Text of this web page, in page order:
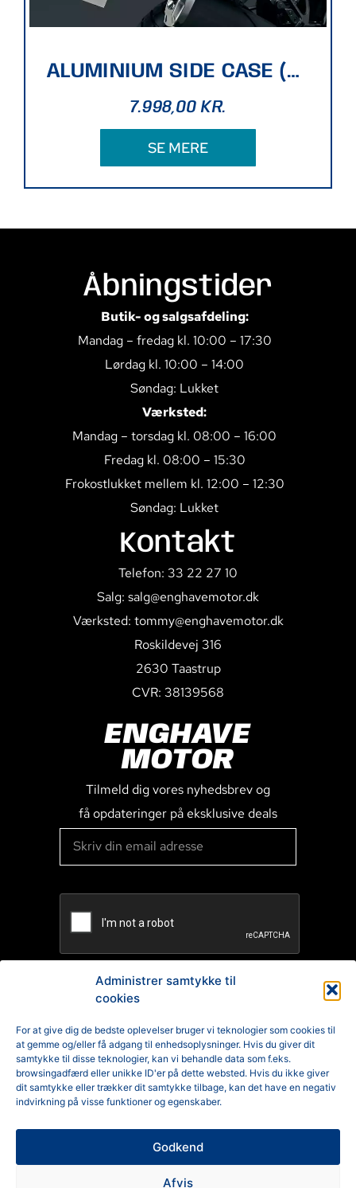
Administrer samtykke til
cookies
For at give dig de bedste oplevelser bruger vi teknologier som cookies til
at gemme og/eller få adgang til enhedsoplysninger. Hvis du giver dit
samtykke til disse teknologier, kan vi behandle data som f.eks.
browsingadfærd eller unikke ID'er på dette websted. Hvis du ikke giver
dit samtykke eller trækker dit samtykke tilbage, kan det have en negativ
indvirkning på visse funktioner og egenskaber.
Godkend
Afvis
ALUMINIUM SIDE CASE (BLACK)
7.998,00KR.
SE MERE
Åbningstider
Butik- og salgsafdeling:
Mandag – fredag kl. 10:00 – 17:30
Lørdag kl. 10:00 – 14:00
Søndag: Lukket
Værksted:
Mandag – torsdag kl. 08:00 – 16:00
Fredag kl. 08:00 – 15:30
Frokostlukket mellem kl. 12:00 – 12:30
Søndag: Lukket
Kontakt
Telefon: 33 22 27 10
Salg: salg@enghavemotor.dk
Værksted: tommy@enghavemotor.dk
Roskildevej 316
2630 Taastrup
CVR: 38139568
ENGHAVE
MOTOR
Tilmeld dig vores nyhedsbrev og
få opdateringer på eksklusive deals
Reklamation
Generelle Handelsbetingelser
Privatlivspolitik